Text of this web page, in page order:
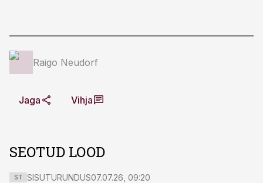
Raigo Neudorf
Jaga Vihja
SEOTUD LOOD
ST SISUTURUNDUS07.07.26, 09:20